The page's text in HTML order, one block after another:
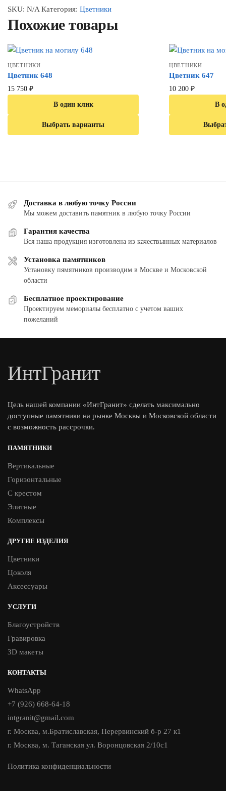
SKU: N/A Категория: Цветники
Похожие товары
ЦВЕТНИКИ
Цветник 648
15 750 ₽
В один клик
Выбрать варианты
ЦВЕТНИКИ
Цветник 647
10 200 ₽
В
Доставка в любую точку России
Мы можем доставить памятник в любую точку России
Гарантия качества
Вся наша продукция изготовлена из качествынных материалов
Установка памятников
Установку пямятников производим в Москве и Московской
области
Бесплатное проектирование
Проектируем мемориалы бесплатно с учетом ваших
пожеланий
ИнтГранит
Цель нашей компании «ИнтГранит» сделать максимально
доступные памятники на рынке Москвы и Московской области
с возможность рассрочки.
ПАМЯТНИКИ
Вертикальные
Горизонтальные
С крестом
Элитные
Комплексы
ДРУГИЕ ИЗДЕЛИЯ
Цветники
Цоколя
Аксессуары
УСЛУГИ
Благоустройств
Гравировка
3D макеты
КОНТАКТЫ
WhatsApp
+7 (926) 668-64-18
intgranit@gmail.com
г. Москва, м.Братиславская, Перервинский б-р 27 к1
г. Москва, м. Таганская ул. Воронцовская 2/10с1
Политика конфиденциальности